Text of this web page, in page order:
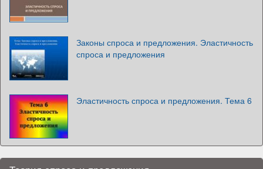
Законы спроса и предложения. Эластичность
спроса и предложения
Эластичность спроса и предложения. Тема 6